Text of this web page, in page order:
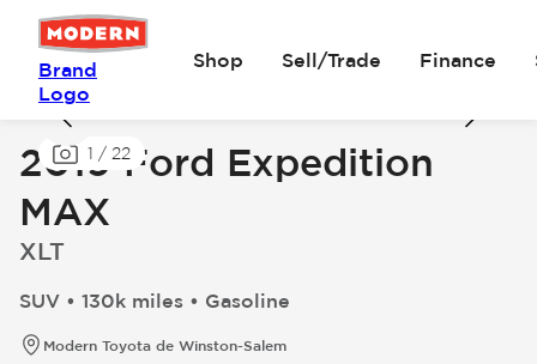
Brand
Logo
Shop Sell/Trade Finance
1 / 22
2019 Ford Expedition
MAX
XLT
SUV • 130k miles • Gasoline
Modern Toyota de Winston-Salem